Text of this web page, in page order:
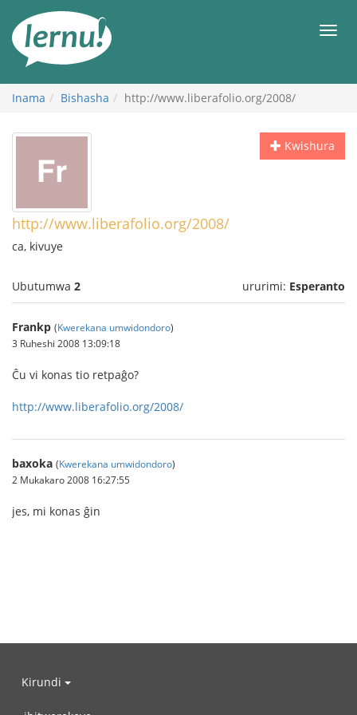
rupapuro
rw'ibirimwo
Inama Bishasha http://www.liberafolio.org/2008/
Kwishura
http://www.liberafolio.org/2008/
ca, kivuye
Ubutumwa 2 ururimi: Esperanto
Frankp (Kwerekana umwidondoro)
3 Ruheshi 2008 13:09:18
Ĉu vi konas tio retpaĝo?
http://www.liberafolio.org/2008/
baxoka (Kwerekana umwidondoro)
2 Mukakaro 2008 16:27:55
jes, mi konas ĝin
Kirundi